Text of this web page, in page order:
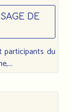
DE
participants du